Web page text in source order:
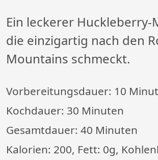
Ein leckerer Huckleberry-
die einzigartig nach den
Mountains schmeckt.
Vorbereitungsdauer: 10
Kochdauer: 30 Minuten
Gesamtdauer: 40 Minuten
Kalorien: 200, Fett: 0g,